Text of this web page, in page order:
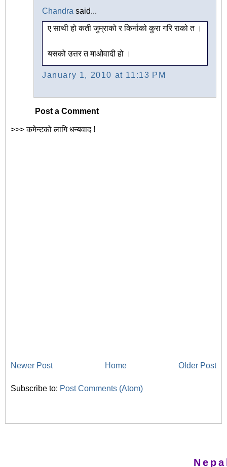
Chandra said...
ए साथी हो कती जुम्राको र किर्नाको कुरा गरि राको त ।
यसको उत्तर त माओवादी हो ।
January 1, 2010 at 11:13 PM
Post a Comment
>>> कमेन्टको लागि धन्यवाद !
Newer Post Older Post
Home
Subscribe to: Post Comments (Atom)